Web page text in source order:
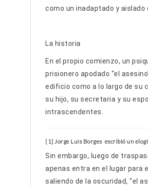
como un inadaptado y aislado
La historia
En el propio comienzo, un
prisionero apodado “el
edificio como a lo largo de su
su hijo, su secretaria y su
intrascendentes.
[1] Jorge Luis Borges escribió un
Sin embargo, luego de
apenas entra en el lugar para
saliendo de la oscuridad, “el